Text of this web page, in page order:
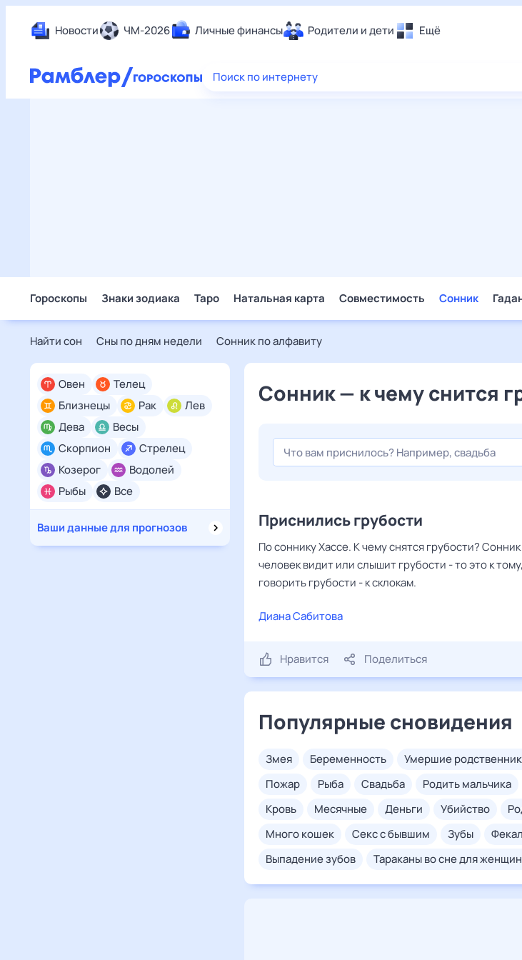
Новости ЧМ-2026 Личные финансы Родители и дети Ещё
Еда
Поиск по интернету
Гороскопы Знаки зодиака Таро Натальная карта Совместимость Сонник
Найти сон Сны по дням недели Сонник по алфавиту
Все
Овен
Телец
Близнецы
Рак
Лев
Дева
Весы
Скорпион
Стрелец
Козерог
Водолей
Рыбы
Ваши данные для прогнозов
Сонник — к чему снится
Приснились грубости
По соннику Хассе. К чему снятся грубости?
человек видит или слышит грубости - то это к
говорить грубости - к склокам.
Диана Сабитова
Нравится Поделиться
Популярные сновидения
змея беременность умершие
пожар
рыба свадьба родить мальчика
кровь
месячные деньги убийство
много кошек
секс с бывшим зубы
выпадение зубов
тараканы во сне для